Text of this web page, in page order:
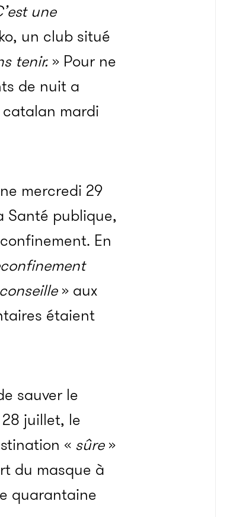
une
un club situé
tenir.» Pour ne
de nuit a
mardi
mercredi 29
Santé publique,
En
» aux
étaient
sauver le
juillet, le
« sûre»
du masque à
quarantaine